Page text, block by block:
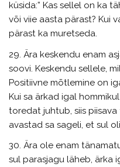
küsida:” Kas sellel on ka
või viie aasta pärast? Kui
pärast ka muretseda.
29. Ära keskendu enam
soovi. Keskendu sellele,
Positiivne mõtlemine on
Kui sa ärkad igal
toredat juhtub, siis
avastad sa sageli, et sul
30. Ära ole enam
sul parasjagu läheb, ärka